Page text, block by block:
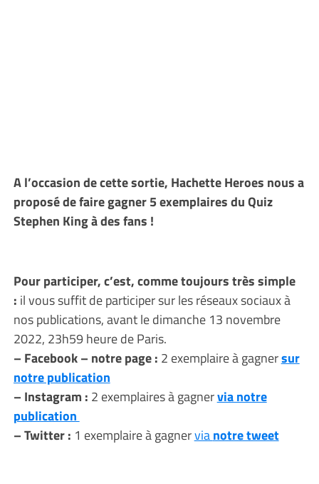
A l’occasion de cette sortie, Hachette Heroes nous a
proposé de faire gagner 5 exemplaires du Quiz
Stephen King à des fans !
Pour participer, c’est, comme toujours très simple
: il vous suffit de participer sur les réseaux sociaux à
nos publications, avant le dimanche 13 novembre
2022, 23h59 heure de Paris.
– Facebook – notre page : 2 exemplaire à gagnersur
notre publication
– Instagram : 2 exemplaires à gagnervia notre
publication
– Twitter : 1 exemplaire à gagnervianotre tweet